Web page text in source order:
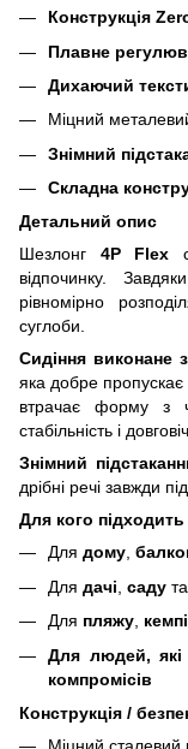
Конструкція
Плавне
Дихаючий
Міцний
Знімний
Складна
Детальний опис
Шезлонг 4P Flex
відпочинку.
рівномірно
суглоби.
Сидіння виконане
яка добре
втрачає форму з
стабільність і
Знімний
дрібні речі завжди
Для кого підходить
Для дому,
Для дачі саду та
Для пляжу,
Для людей, які
компромісів
Конструкція /